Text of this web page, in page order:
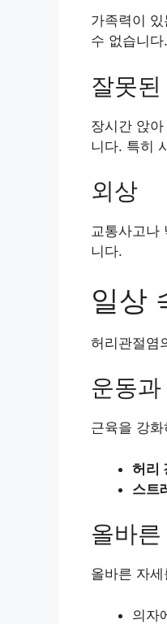
가족력이
수 없습니다.
잘못
장시간 앉
니다. 특히
외상
교통사고나
니다.
일상
허리관절염
운동
근육을 강
허리
스트
올바
올바른 자
의자